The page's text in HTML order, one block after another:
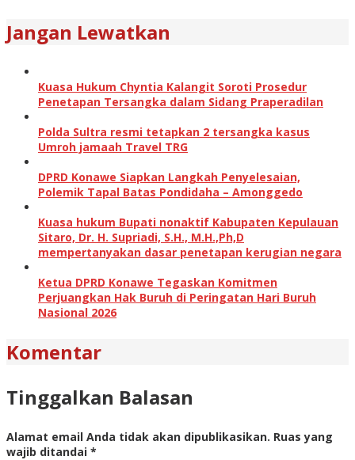
Jangan Lewatkan
Kuasa Hukum Chyntia Kalangit Soroti Prosedur
Penetapan Tersangka dalam Sidang Praperadilan
Polda Sultra resmi tetapkan 2 tersangka kasus
Umroh jamaah Travel TRG
DPRD Konawe Siapkan Langkah Penyelesaian,
Polemik Tapal Batas Pondidaha – Amonggedo
Kuasa hukum Bupati nonaktif Kabupaten Kepulauan
Sitaro, Dr. H. Supriadi, S.H., M.H.,Ph,D
mempertanyakan dasar penetapan kerugian negara
Ketua DPRD Konawe Tegaskan Komitmen
Perjuangkan Hak Buruh di Peringatan Hari Buruh
Nasional 2026
Komentar
Tinggalkan Balasan
Alamat email Anda tidak akan dipublikasikan. Ruas yang
wajib ditandai *